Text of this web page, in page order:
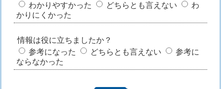
わかりやすかった
どちらとも言えない
わ
かりにくかった
情報は役に立ちましたか？
参考になった
どちらとも言えない
参考に
ならなかった